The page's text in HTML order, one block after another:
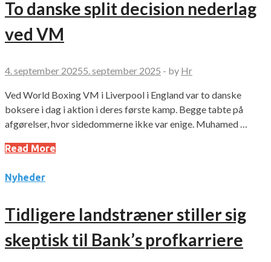
To danske split decision nederlag
ved VM
4. september 20255. september 2025 - by Hr
Ved World Boxing VM i Liverpool i England var to danske
boksere i dag i aktion i deres første kamp. Begge tabte på
afgørelser, hvor sidedommerne ikke var enige. Muhamed …
Read More
Nyheder
Tidligere landstræner stiller sig
skeptisk til Bank’s profkarriere